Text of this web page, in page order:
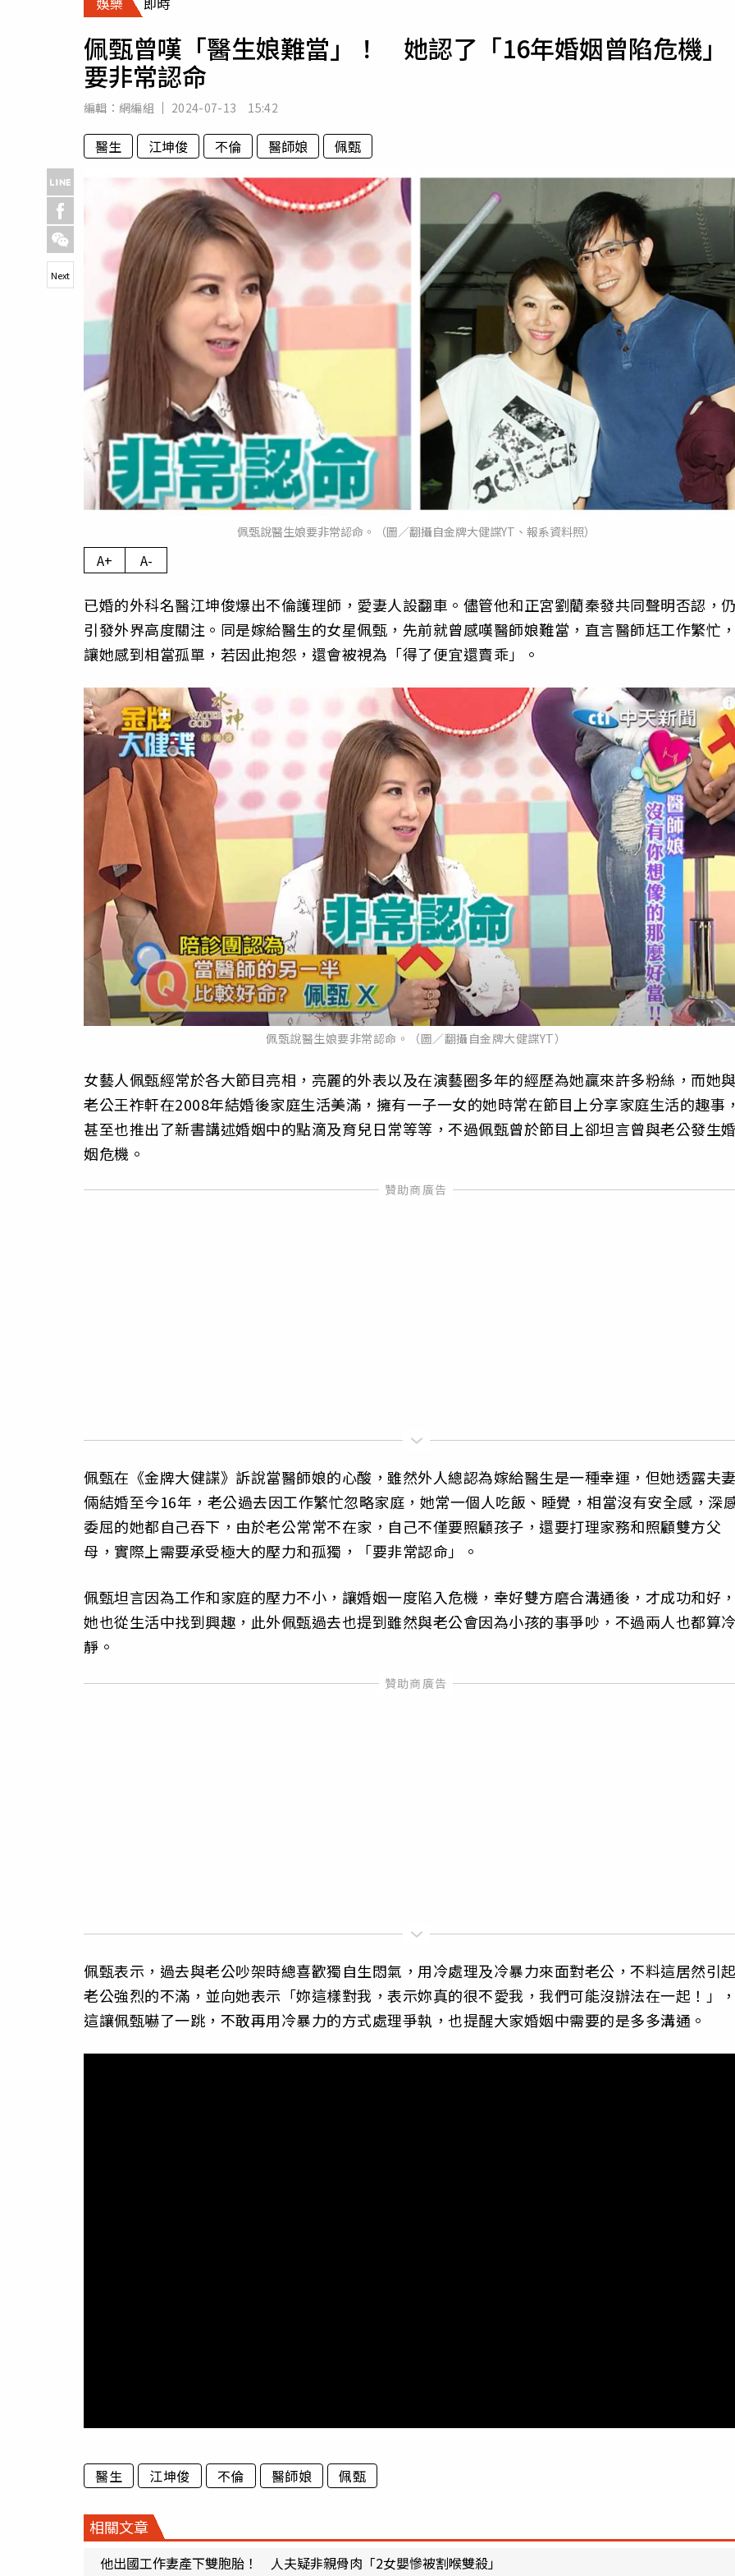
專欄
運勢
佩甄曾嘆「醫生娘難當」！ 她認了「16年婚姻曾陷危機」
要非常認命
編輯： 網編組 2024-07-13 15:42
醫生 江坤俊 不倫 醫師娘 佩甄
佩甄說醫生娘要非常認命。（圖／翻攝自金牌大健諜YT、報系資料照）
Next
A+ A-
已婚的外科名醫江坤俊爆出不倫護理師，愛妻人設翻車。儘管他和正宮劉藺秦發共同聲明否認，
引發外界高度關注。同是嫁給醫生的女星佩甄，先前就曾感嘆醫師娘難當，直言醫師尪工作繁忙
讓她感到相當孤單，若因此抱怨，還會被視為「得了便宜還賣乖」。
佩甄說醫生娘要非常認命。（圖／翻攝自金牌大健諜YT）
女藝人佩甄經常於各大節目亮相，亮麗的外表以及在演藝圈多年的經歷為她贏來許多粉絲，而她
老公王祚軒在2008年結婚後家庭生活美滿，擁有一子一女的她時常在節目上分享家庭生活的趣事
甚至也推出了新書講述婚姻中的點滴及育兒日常等等，不過佩甄曾於節目上卻坦言曾與老公發生
姻危機。
佩甄在《金牌大健諜》訴說當醫師娘的心酸，雖然外人總認為嫁給醫生是一種幸運，但她透露夫
倆結婚至今16年，老公過去因工作繁忙忽略家庭，她常一個人吃飯、睡覺，相當沒有安全感，深
委屈的她都自己吞下，由於老公常常不在家，自己不僅要照顧孩子，還要打理家務和照顧雙方父
母，實際上需要承受極大的壓力和孤獨，「要非常認命」。
佩甄坦言因為工作和家庭的壓力不小，讓婚姻一度陷入危機，幸好雙方磨合溝通後，才成功和好
她也從生活中找到興趣，此外佩甄過去也提到雖然與老公會因為小孩的事爭吵，不過兩人也都算
靜。
佩甄表示，過去與老公吵架時總喜歡獨自生悶氣，用冷處理及冷暴力來面對老公，不料這居然引
老公強烈的不滿，並向她表示「妳這樣對我，表示妳真的很不愛我，我們可能沒辦法在一起！」
這讓佩甄嚇了一跳，不敢再用冷暴力的方式處理爭執，也提醒大家婚姻中需要的是多多溝通。
醫生 江坤俊 不倫 醫師娘 佩甄
相關文章
他出國工作妻產下雙胞胎！ 人夫疑非親骨肉「2女嬰慘被割喉雙殺」